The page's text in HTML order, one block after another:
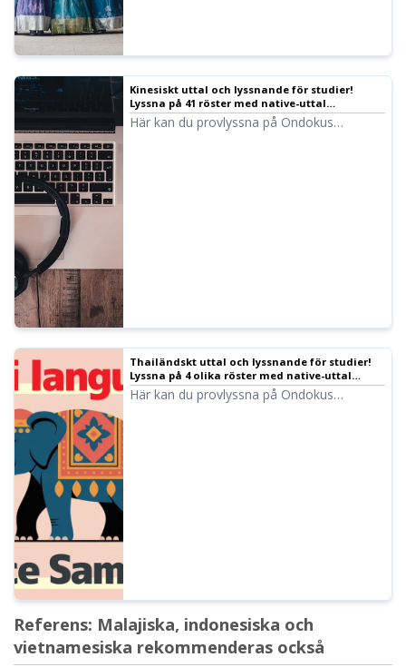
Kinesiskt uttal och lyssnande för studier!
Lyssna på 41 röster med native-uttal
(provlyssning) kvinnliga, manliga och
flickröster
Här kan du provlyssna på Ondokus
Thailändskt uttal och lyssnande för studier!
Lyssna på 4 olika röster med native-uttal
(provlyssning) kvinnliga och manliga röster
Här kan du provlyssna på Ondokus
Referens: Malajiska, indonesiska och
vietnamesiska rekommenderas också